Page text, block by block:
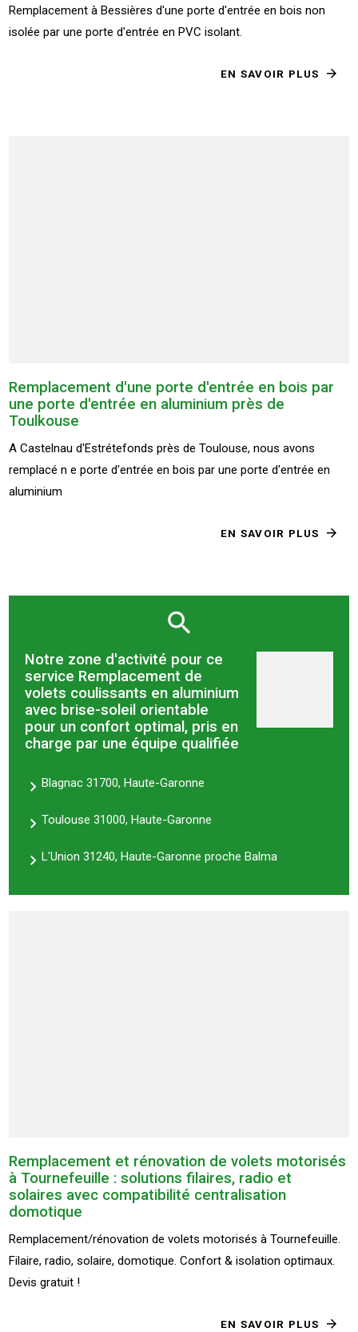
Remplacement à Bessières d'une porte d'entrée en bois non
isolée par une porte d'entrée en PVC isolant.
EN SAVOIR PLUS
Remplacement d'une porte d'entrée en bois par
une porte d'entrée en aluminium près de
Toulkouse
A Castelnau d'Estrétefonds près de Toulouse, nous avons
remplacé n e porte d'entrée en bois par une porte d'entrée en
aluminium
EN SAVOIR PLUS
Notre zone d'activité pour ce
service Remplacement de
volets coulissants en aluminium
avec brise-soleil orientable
pour un confort optimal, pris en
charge par une équipe qualifiée
Blagnac 31700, Haute-Garonne
Toulouse 31000, Haute-Garonne
L'Union 31240, Haute-Garonne proche Balma
Remplacement et rénovation de volets motorisés
à Tournefeuille : solutions filaires, radio et
solaires avec compatibilité centralisation
domotique
Remplacement/rénovation de volets motorisés à Tournefeuille.
Filaire, radio, solaire, domotique. Confort & isolation optimaux.
Devis gratuit !
EN SAVOIR PLUS